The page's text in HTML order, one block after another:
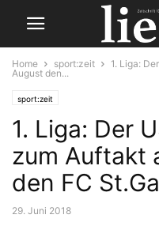
Home sport:zeit
1. Liga:
August den...
sport:zeit
1. Liga: Der
zum Auftakt
den FC
29. Juni 2018